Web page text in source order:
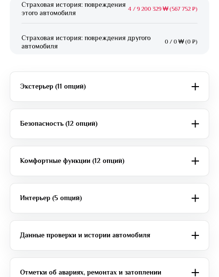
Страховая история: повреждения
этого автомобиля
4 / 9 200 329 ₩ (567 752 ₽)
Страховая история: повреждения другого
автомобиля
0 / 0 ₩ (0 ₽)
Экстерьер (11 опций)
Безопасность (12 опций)
Комфортные функции (12 опций)
Интерьер (5 опций)
Данные проверки и истории автомобиля
Отметки об авариях, ремонтах и затоплении